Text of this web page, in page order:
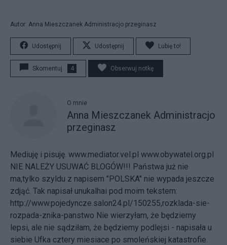
Autor: Anna Mieszczanek Administracjo przeginasz
Udostępnij Udostępnij Lubię to!
Skomentuj 4 Obserwuj notkę
O mnie
Anna Mieszczanek Administracjo
przeginasz
Mediuję i pisuję. www.mediator.vel.pl www.obywatel.org.pl
NIE NALEŻY USUWAĆ BLOGÓW!!! Państwa już nie
ma,tylko szyldu z napisem "POLSKA" nie wypada jeszcze
zdjąć. Tak napisał unukalhai pod moim tekstem:
http://www.pojedyncze.salon24.pl/150255,rozklada-sie-
rozpada-znika-panstwo Nie wierzyłam, że będziemy
lepsi, ale nie sądziłam, że będziemy podlejsi - napisała u
siebie Ufka cztery miesiace po smoleńskiej katastrofie.